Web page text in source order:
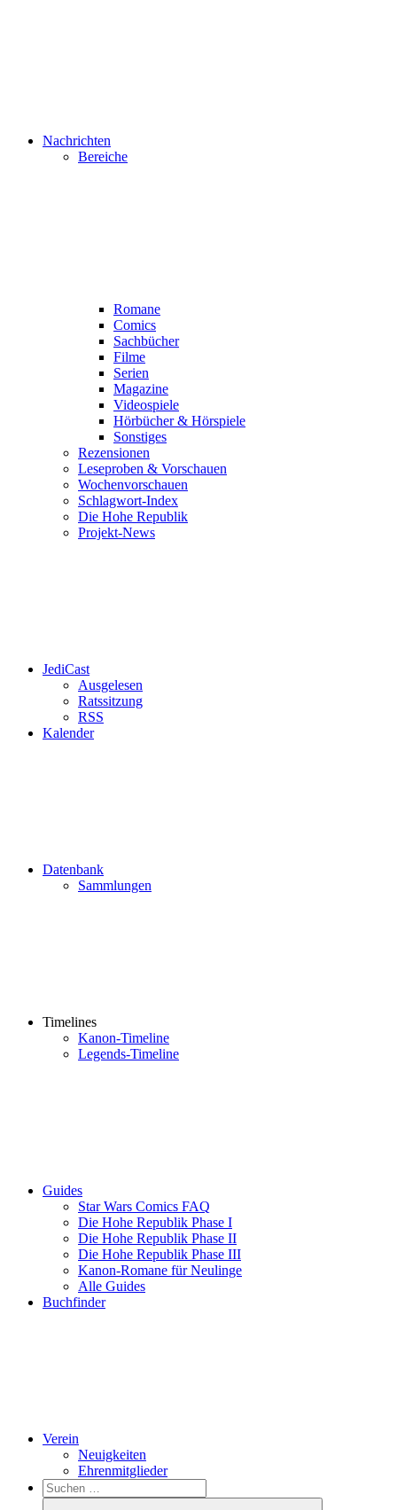
Nachrichten
Bereiche
Romane
Comics
Sachbücher
Filme
Serien
Magazine
Videospiele
Hörbücher & Hörspiele
Sonstiges
Rezensionen
Leseproben & Vorschauen
Wochenvorschauen
Schlagwort-Index
Die Hohe Republik
Projekt-News
JediCast
Ausgelesen
Ratssitzung
RSS
Kalender
Datenbank
Sammlungen
Timelines
Kanon-Timeline
Legends-Timeline
Guides
Star Wars Comics FAQ
Die Hohe Republik Phase I
Die Hohe Republik Phase II
Die Hohe Republik Phase III
Kanon-Romane für Neulinge
Alle Guides
Buchfinder
Verein
Neuigkeiten
Ehrenmitglieder
Search
Suchen
nach: